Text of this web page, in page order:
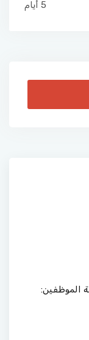
5 أيام
الموظفين: